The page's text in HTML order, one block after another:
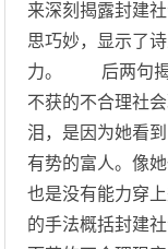
来深刻揭露封建
思巧妙，显示了
力。 后两句揭
不获的不合理社
泪，是因为她看
有势的富人。像
也是没有能力穿
的手法概括封建